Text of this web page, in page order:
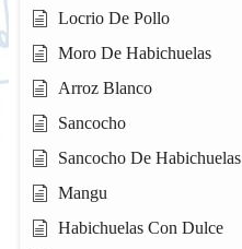
Locrio De Pollo
Moro De Habichuelas
Arroz Blanco
Sancocho
Sancocho De Habichuelas
Mangu
Habichuelas Con Dulce